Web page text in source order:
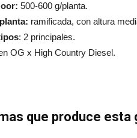
500-600 g/planta.
ramificada, con altura
: 2 principales.
OG x High Country Diesel.
que produce esta